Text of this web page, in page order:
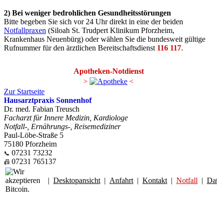
2) Bei weniger bedrohlichen Gesundheitsstörungen
Bitte begeben Sie sich vor 24 Uhr direkt in eine der beiden
Notfallpraxen (Siloah St. Trudpert Klinikum Pforzheim,
Krankenhaus Neuenbürg) oder wählen Sie die bundesweit gültige
Rufnummer für den ärztlichen Bereitschaftsdienst 116 117.
Apotheken-Notdienst
>
<
Zur Startseite
Hausarztpraxis Sonnenhof
Dr. med. Fabian Treusch
Facharzt für Innere Medizin, Kardiologe
Notfall-, Ernährungs-, Reisemediziner
Paul-Löbe-Straße 5
75180 Pforzheim
📞 07231 73232
📠 07231 765137
| Desktopansicht | Anfahrt | Kontakt | Notfall |